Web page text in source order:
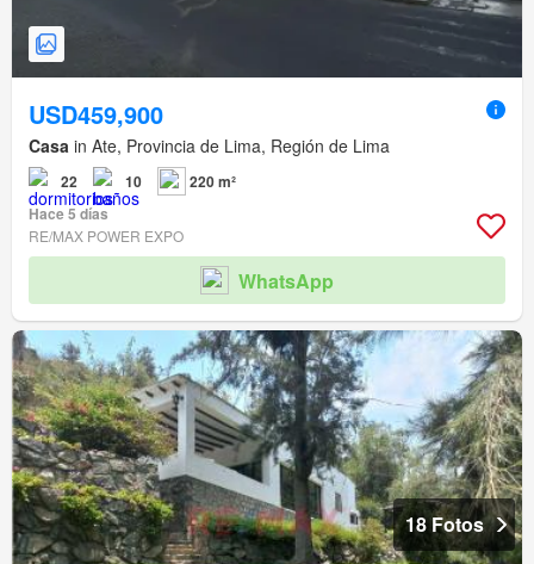
USD459,900
Casa in Ate, Provincia de Lima, Región de Lima
22 10
220 m²
Hace 5 días
RE/MAX POWER EXPO
WhatsApp
18 Fotos